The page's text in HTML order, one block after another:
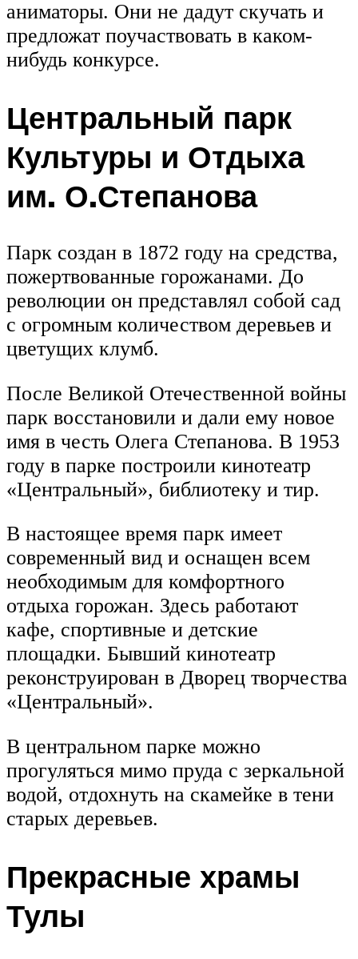
аниматоры. Они не дадут скучать и
предложат поучаствовать в каком-
нибудь конкурсе.
Центральный парк
Культуры и Отдыха
им. О.Степанова
Парк создан в 1872 году на средства,
пожертвованные горожанами. До
революции он представлял собой сад
с огромным количеством деревьев и
цветущих клумб.
После Великой Отечественной войны
парк восстановили и дали ему новое
имя в честь Олега Степанова. В 1953
году в парке построили кинотеатр
«Центральный», библиотеку и тир.
В настоящее время парк имеет
современный вид и оснащен всем
необходимым для комфортного
отдыха горожан. Здесь работают
кафе, спортивные и детские
площадки. Бывший кинотеатр
реконструирован в Дворец творчества
«Центральный».
В центральном парке можно
прогуляться мимо пруда с зеркальной
водой, отдохнуть на скамейке в тени
старых деревьев.
Прекрасные храмы
Тулы